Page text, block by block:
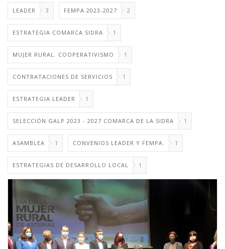
LEADER 3 FEMPA 2023-2027 2
ESTRATEGIA COMARCA SIDRA 1
MUJER RURAL. COOPERATIVISMO 1
CONTRATACIONES DE SERVICIOS 1
ESTRATEGIA LEADER 1
SELECCIÓN GALP 2023 - 2027 COMARCA DE LA SIDRA 1
ASAMBLEA 1 CONVENIOS LEADER Y FEMPA. 1
ESTRATEGIAS DE DESARROLLO LOCAL 1